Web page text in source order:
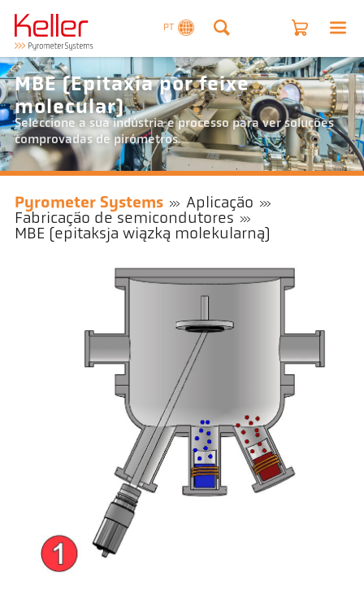
PT
MBE (Epitaxia por feixe
molecular)
Seleccione a sua indústria e processo para ver soluções
comprovadas de pirómetros.
Pyrometer Systems
Aplicação
Fabricação de semicondutores
MBE (epitaksja wiązką molekularną)